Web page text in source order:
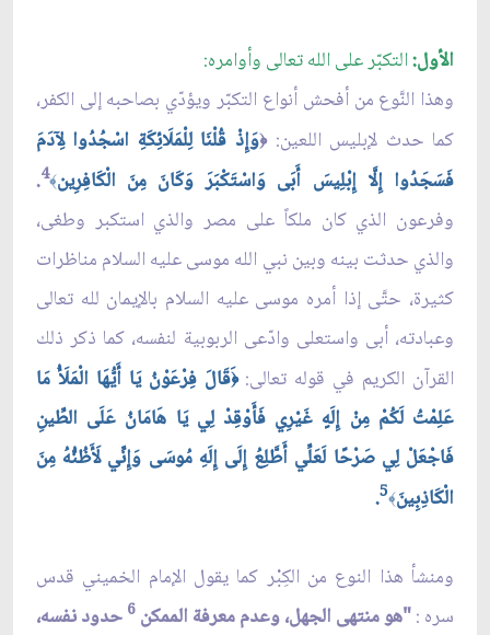
الأول:التكبّر على الله تعالى وأوامره:
وهذا النَّوع من أفحش أنواع التكبّر ويؤدّي بصاحبه إلى الكفر،
كما حدث لإبليس اللعين: ﴿وَإِذْ قُلْنَا لِلْمَلَائِكَةِ اسْجُدُوا لِآدَمَ
فَسَجَدُوا إِلَّا إِبْلِيسَ أَبَى وَاسْتَكْبَرَ وَكَانَ مِنَ الْكَافِرِين﴾4
.
وفرعون الذي كان ملكاً على مصر والذي استكبر وطغى،
والذي حدثت بينه وبين نبي الله موسى عليه السلام مناظرات
كثيرة، حتَّى إذا أمره موسى عليه السلام بالإيمان لله تعالى
وعبادته، أبى واستعلى وادّعى الربوبية لنفسه، كما ذكر ذلك
القرآن الكريم في قوله تعالى: ﴿َقَالَ فِرْعَوْنُ يَا أَيُّهَا الْمَلَأُ مَا
عَلِمْتُ لَكُمْ مِنْ إِلَهٍ غَيْرِي فَأَوْقِدْ لِي يَا هَامَانُ عَلَى الطِّينِ
فَاجْعَلْ لِي صَرْحًا لَعَلِّي أَطَّلِعُ إِلَى إِلَهِ مُوسَى وَإِنِّي لَأَظُنُّهُ مِنَ
الْكَاذِبِينَ﴾5
.
ومنشأ هذا النوع من الكِبْر كما يقول الإمام الخميني قدس
سره :"هو منتهى الجهل، وعدم معرفة الممكن6 حدود نفسه،